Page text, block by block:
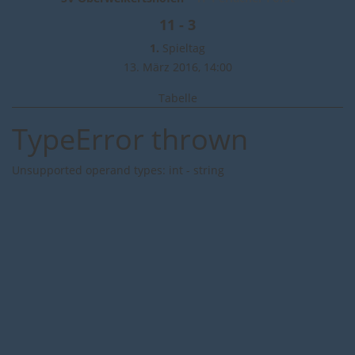
11 - 3
1. Spieltag
13. März 2016, 14:00
Tabelle
TypeError thrown
Unsupported operand types: int - string